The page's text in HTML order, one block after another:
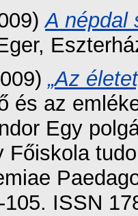
A népdal
„Az
és az
Egy
Főiskola
ISSN